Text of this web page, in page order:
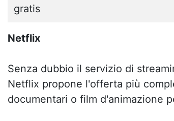
gratis
Netflix
Senza dubbio il servizio di
Netflix propone l'offerta più
documentari o film d'animazione